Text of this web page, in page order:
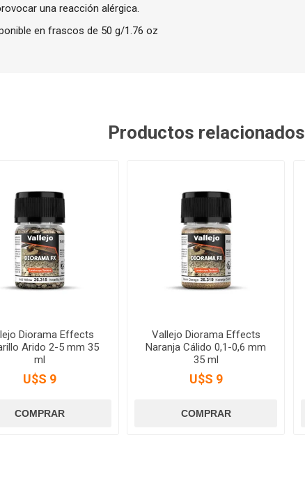
una reacción alérgica.
en frascos de 50 g/1.76 oz
Productos relacionados
Diorama Effects
Arido 2-5 mm 35
ml
U$S 9
Vallejo Diorama Effects
Naranja Cálido 0,1-0,6 mm
35 ml
U$S 9